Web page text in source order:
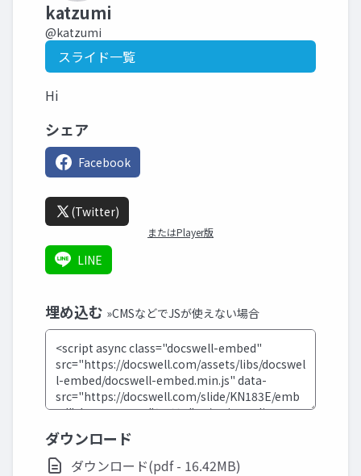
katzumi
@katzumi
スライド一覧
Hi
シェア
Facebook
(Twitter)
またはPlayer版
LINE
埋め込む »CMSなどでJSが使えない場合
ダウンロード
ダウンロード(pdf - 16.42MB)